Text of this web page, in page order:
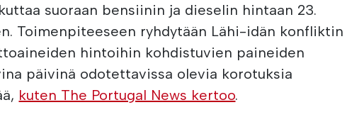
suoraan bensiinin ja dieselin hintaan 23.
Toimenpiteeseen ryhdytään Lähi-idän konfliktin
hintoihin kohdistuvien paineiden
päivinä odotettavissa olevia korotuksia
kuten The Portugal News kertoo.